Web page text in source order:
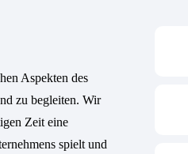
Aspekten des
zu begleiten. Wir
Zeit eine
spielt und